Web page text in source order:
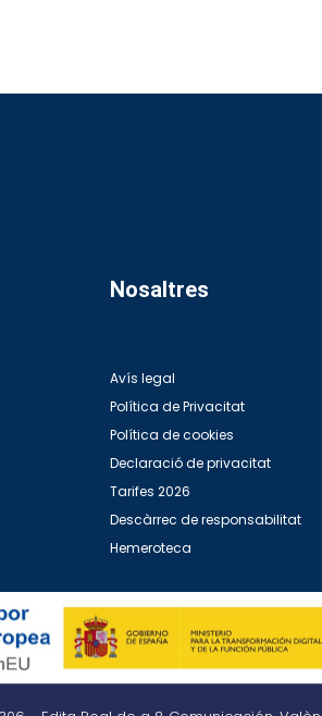
Nosaltres
Avís legal
Política de Privacitat
Política de cookies
Declaració de privacitat
Tarifes 2026
Descàrrec de responsabilitat
Hemeroteca